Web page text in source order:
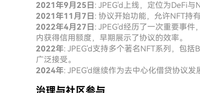
2021年9月25日: JPEG'd上线，定位为DeFi与
2021年11月7日: 协议开始功能，允许NFT持
2022年4月27日: JPEG'd经历了一次重要事
内获得信用额度，早期展示了协议的效率。
2022年: JPEG'd支持多个著名NFT系列，包
广泛接受。
2024年: JPEG'd继续作为去中心化借贷协议发
治理与社区参与